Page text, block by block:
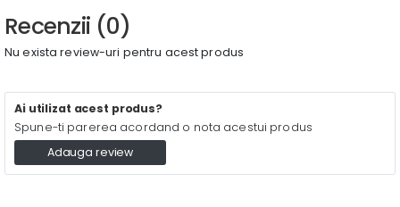
Recenzii (0)
Nu exista review-uri pentru acest produs
Ai utilizat acest produs?
Spune-ti parerea acordand o nota acestui produs
Adauga review